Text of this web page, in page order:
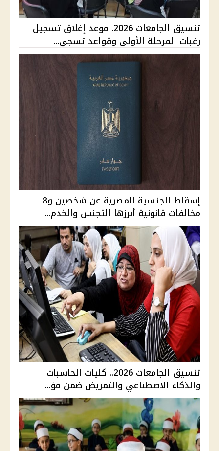
تنسيق الجامعات 2026. موعد إغلاق تسجيل
رغبات المرحلة الأولى وقواعد تسجي...
إسقاط الجنسية المصرية عن شخصين و8
مخالفات قانونية أبرزها التجنس والخدم...
تنسيق الجامعات 2026.. كليات الحاسبات
والذكاء الاصطناعي والتمريض ضمن مؤ...